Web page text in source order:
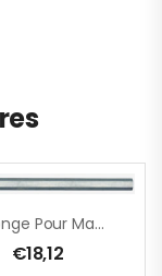
Rallonge Pour Machine À Malaxer – M14 – 400 Mm
€18,12